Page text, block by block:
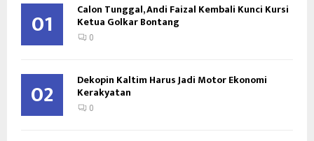
01 Calon Tunggal, Andi Faizal Kembali Kunci Kursi
Ketua Golkar Bontang
0
02 Dekopin Kaltim Harus Jadi Motor Ekonomi
Kerakyatan
0